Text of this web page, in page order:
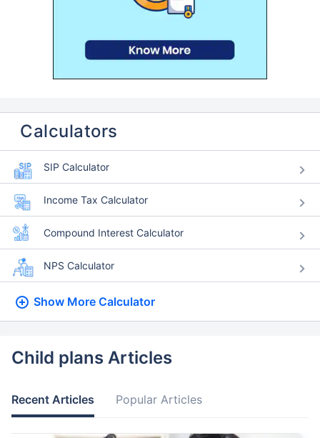
Calculators
SIP Calculator
Income Tax Calculator
Compound Interest Calculator
NPS Calculator
Show More Calculator
Child plans Articles
Recent Articles Popular Articles